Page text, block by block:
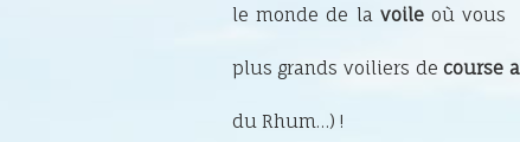
le monde de la voileoù vous
plus grands voiliers decourse
du Rhum…) !